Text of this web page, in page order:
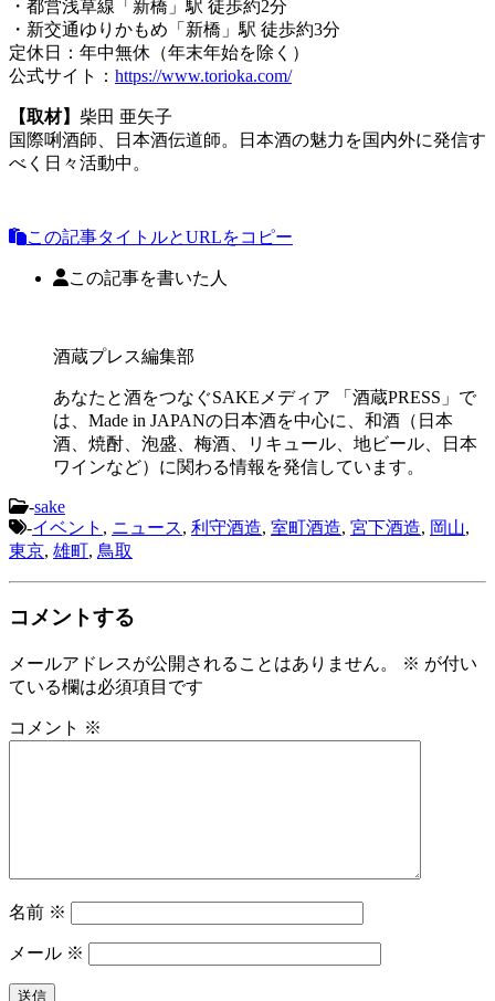
・都営浅草線「新橋」駅 徒歩約2分
・新交通ゆりかもめ「新橋」駅 徒歩約3分
定休日：年中無休（年末年始を除く）
公式サイト： https://www.torioka.com/
【取材】 柴田 亜矢子
国際唎酒師、日本酒伝道師。日本酒の魅力を国内外に発信す
べく日々活動中。
この記事タイトルとURLをコピー
この記事を書いた人
酒蔵プレス編集部
あなたと酒をつなぐSAKEメディア 「酒蔵PRESS」で
は、Made in JAPANの日本酒を中心に、和酒（日本
酒、焼酎、泡盛、梅酒、リキュール、地ビール、日本
ワインなど）に関わる情報を発信しています。
-sake
-イベント , ニュース, 利守酒造, 室町酒造, 宮下酒造, 岡山,
東京, 雄町, 鳥取
コメントする
メールアドレスが公開されることはありません。 ※ が付い
ている欄は必須項目です
コメント ※
名前 ※
メール ※